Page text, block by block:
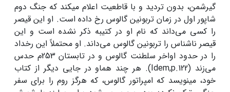
گیرشمن، بدون تردید و با قاطعیت اعلام می­کند که جنگ دوم
شاپور اول در زمان تربونین گالوس رخ داده است. او این قیصر
را کسی می‌داند که نام او در کتیبه ذکر نشده است و این
قیصر ناشناس را تربونین گالوس می‌داند. او محتملاً این رخداد
را در حدود اواخر سلطنت گالوس و در تابستان 253م حدس
می‌زند (Idem,p.122). هر چند هم­او در جایی دیگر از کتاب
خود، می­نویسد که امپراتور گالوس، که هرگز روم را برای سفر